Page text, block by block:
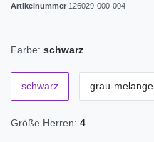
Artikelnummer 126029-000-004
Farbe: schwarz
schwarz grau-melange
Größe Herren: 4